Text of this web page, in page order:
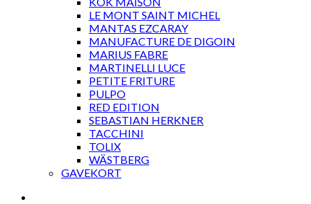
LE MONT SAINT MICHEL
MANTAS EZCARAY
MANUFACTURE DE DIGOIN
MARIUS FABRE
MARTINELLI LUCE
PETITE FRITURE
PULPO
RED EDITION
SEBASTIAN HERKNER
TACCHINI
TOLIX
WÄSTBERG
GAVEKORT